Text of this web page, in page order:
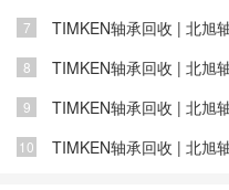
7 TIMKEN轴承回收 | 北旭
8 TIMKEN轴承回收 | 北旭
9
10 ​TIMKEN轴承回收 | 北旭